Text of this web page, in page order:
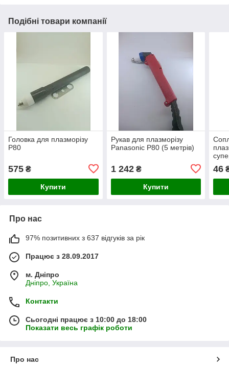
Подібні товари компанії
Головка для плазморізу
P80
575 ₴
Купити
Рукав для плазморізу
Panasonic P80 (5 метрів)
1 242₴
Купити
46
Про нас
97% позитивних з 637 відгуків за рік
Працює з 28.09.2017
м. Дніпро
Дніпро, Україна
Контакти
Сьогодні працює з 10:00 до 18:00
Показати весь графік роботи
Про нас